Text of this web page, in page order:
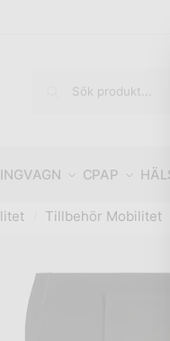
CPAP
Tillbehör Mobilitet